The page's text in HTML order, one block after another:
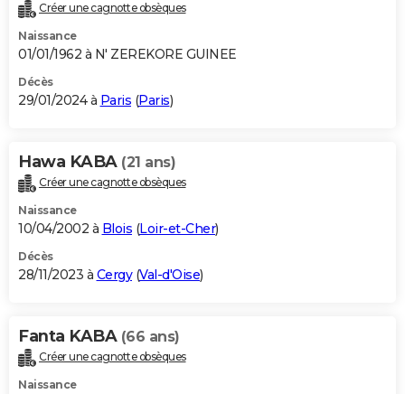
Créer une cagnotte obsèques
Naissance
01/01/1962 à N' ZEREKORE GUINEE
Décès
29/01/2024 à Paris (Paris)
Hawa KABA (21 ans)
Créer une cagnotte obsèques
Naissance
10/04/2002 à Blois (Loir-et-Cher)
Décès
28/11/2023 à Cergy(Val-d'Oise)
Fanta KABA (66 ans)
Créer une cagnotte obsèques
Naissance